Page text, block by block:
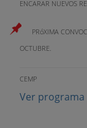
ENCARAR NUEVOS
PRóXIMA
OCTUBRE.
CEMP
Ver programa